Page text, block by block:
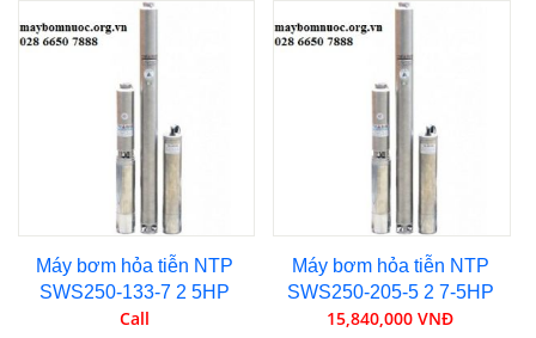
Máy bơm hỏa tiễn NTP
SWS250-133-7 2 5HP
Call
Máy bơm hỏa tiễn NTP
SWS250-205-5 2 7-5HP
15,840,000 VNĐ